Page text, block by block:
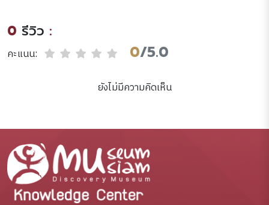
0 รีวิว :
คะแนน: 0/5.0
ยังไม่มีความคิดเห็น